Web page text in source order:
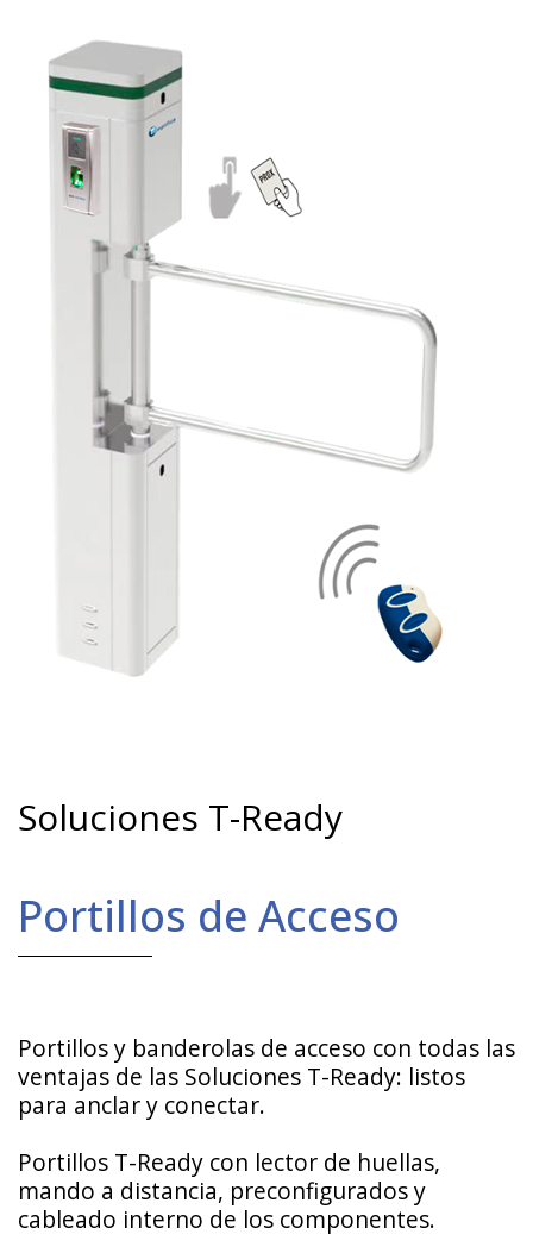
Soluciones T-Ready
Portillos de Acceso
Portillos y banderolas de acceso con todas las
ventajas de las Soluciones T-Ready: listos
para anclar y conectar.
Portillos T-Ready con lector de huellas,
mando a distancia, preconfigurados y
cableado interno de los componentes.